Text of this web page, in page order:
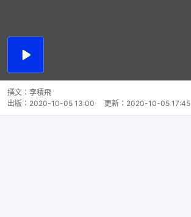
播
撰文： 李積飛
出版： 2020-10-05 13:00 更新： 2020-10-05 17:45